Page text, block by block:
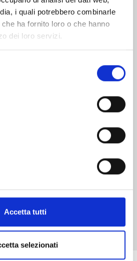
i quali potrebbero combinarle
ha fornito loro o che hanno
dei loro servizi.
Accetta tutti
selezionati
Mostra tutto